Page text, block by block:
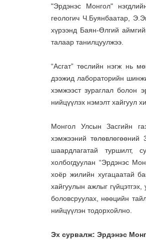
"Эрдэнэс Монгол"
геологич Ч.Буянбаатар,
хүрээнд Баян-Өлгий
талаар танилцуулжээ.
“Асгат” төслийн нэгж нь
дээжид лабораторийн
хэмжээст зураглал болон
нийцүүлэх нэмэлт хайгуул
Монгол Улсын Засгийн
хэмжээний төлөвлөгөөний
шаардлагатай туршилт,
холбогдуулан “Эрдэнэс
хоёр жилийн хугацаатай
хайгуулын ажлыг
боловсруулах, нөөцийн
нийцүүлэн тодорхойлно.
Эх сурвалж: Эрдэнэс